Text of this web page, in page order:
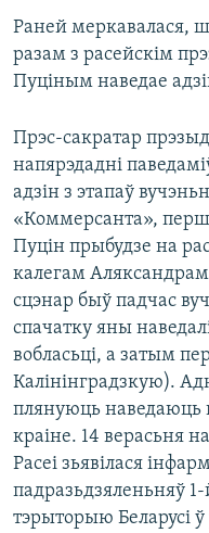
Раней меркавалася,
разам з расейскім
Пуціным наведае
Прэс-сакратар
напярэдадні
адзін з этапаў
«Коммерсанта»,
Пуцін прыбудзе на
калегам
сцэнар быў падчас
спачатку яны
вобласьці, а затым
Калінінградзкую).
плянуюць наведаюць
краіне. 14 верасьня
Расеі зьявілася
падразьдзяленьняў
тэрыторыю Беларусі